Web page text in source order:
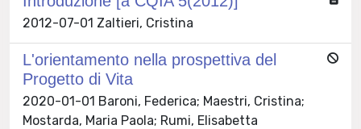
2012-07-01 Zaltieri, Cristina
L'orientamento nella prospettiva del
Progetto di Vita
2020-01-01 Baroni, Federica; Maestri, Cristina;
Mostarda, Maria Paola; Rumi, Elisabetta